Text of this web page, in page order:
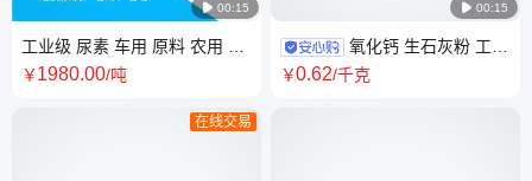
 00:15
工业级 尿素 车用 原料 农用 氮
肥 含氮46% 周边附近可送到
￥1980.00/吨
在线交易
 00:15
氧化钙 生石灰粉 工业
级 污水处理 脱硫脱硝 附近可送
￥0.62/千克